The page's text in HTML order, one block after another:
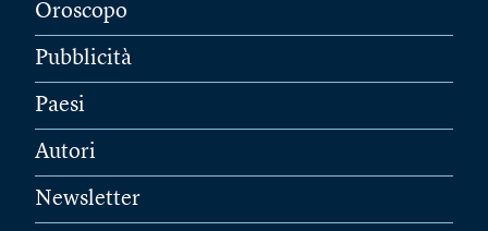
Oroscopo
Pubblicità
Paesi
Autori
Newsletter